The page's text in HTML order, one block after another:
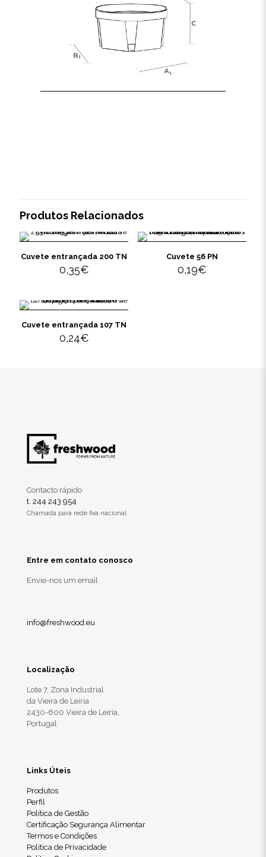
Produtos Relacionados
Cuvete entrançada 200 TN
0,35€
Cuvete 56 PN
0,19€
Cuvete entrançada 107 TN
0,24€
Contacto rápido
t. 244 243 954
Chamada para rede fixa nacional
Entre em contato conosco
Envie-nos um email
info@freshwood.eu
Localização
Lote 7, Zona Industrial
da Vieira de Leiria
2430-600 Vieira de Leiria,
Portugal
Links Úteis
Produtos
Perfil
Política de Gestão
Certificação Segurança Alimentar
Termos e Condições
Política de Privacidade